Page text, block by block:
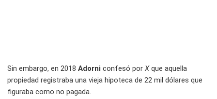
Sin embargo, en 2018 Adorni confesó por Xque aquella
propiedad registraba una vieja hipoteca de 22 mil dólares que
figuraba como no pagada.